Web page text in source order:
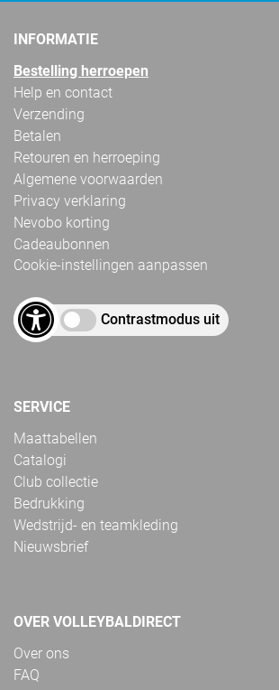
INFORMATIE
Bestelling herroepen
Help en contact
Verzending
Betalen
Retouren en herroeping
Algemene voorwaarden
Privacy verklaring
Nevobo korting
Cadeaubonnen
Cookie-instellingen aanpassen
Contrastmodus uit
SERVICE
Maattabellen
Catalogi
Club collectie
Bedrukking
Wedstrijd- en teamkleding
Nieuwsbrief
OVER VOLLEYBALDIRECT
Over ons
FAQ